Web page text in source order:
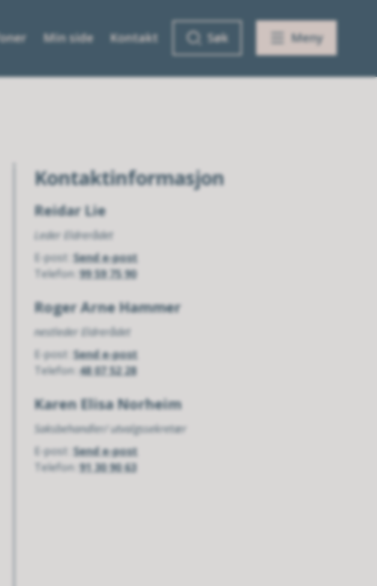
Min side Kontakt Søk Meny
Kontaktinformasjon
Reidar Lie
Leder Eldrerådet
E-post Send e-post
Telefon 99 59 75 90
Roger Arne Hammer
nestleder Eldrerådet
E-post Send e-post
Telefon 48 07 52 28
Karen Elisa Norheim
Saksbehandler/ utvalgssekretær
E-post Send e-post
Telefon 91 30 90 63